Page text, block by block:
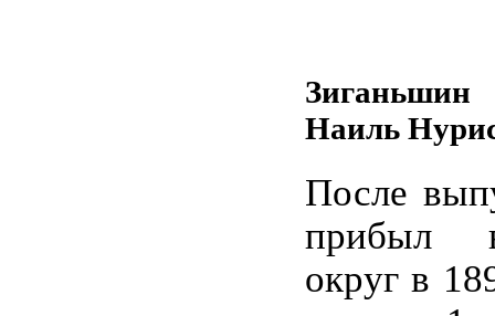
Зиганьшин
Наиль
После
прибыл
округ в